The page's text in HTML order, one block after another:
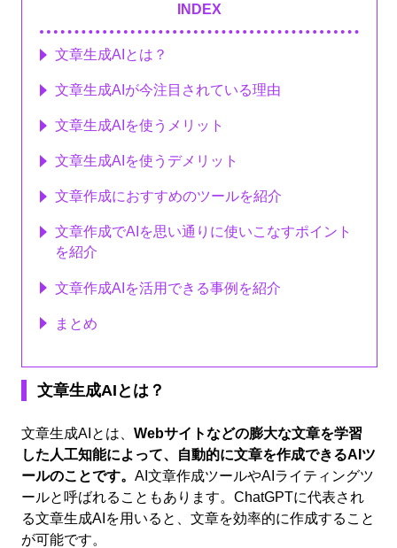
INDEX
文章生成AIとは？
文章生成AIが今注目されている理由
文章生成AIを使うメリット
文章生成AIを使うデメリット
文章作成におすすめのツールを紹介
文章作成でAIを思い通りに使いこなすポイント
を紹介
文章作成AIを活用できる事例を紹介
まとめ
文章生成AIとは？
文章生成AIとは、 Webサイトなどの膨大な文章を学習
した人工知能によって、自動的に文章を作成できるAIツ
ールのことです。 AI文章作成ツールやAIライティングツ
ールと呼ばれることもあります。ChatGPTに代表され
る文章生成AIを用いると、文章を効率的に作成すること
が可能です。